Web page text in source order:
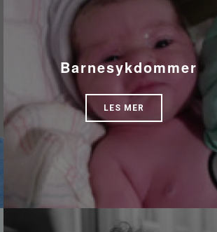
Barnesykdommer
LES MER